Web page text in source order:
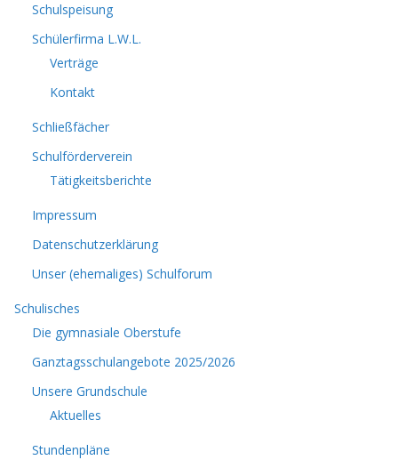
Schulspeisung
Schülerfirma L.W.L.
Verträge
Kontakt
Schließfächer
Schulförderverein
Tätigkeitsberichte
Impressum
Datenschutzerklärung
Unser (ehemaliges) Schulforum
Schulisches
Die gymnasiale Oberstufe
Ganztagsschulangebote 2025/2026
Unsere Grundschule
Aktuelles
Stundenpläne